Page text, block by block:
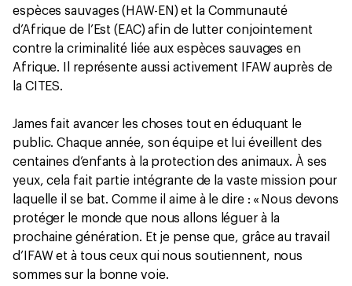
espèces sauvages (HAW-EN) et la Communauté
d’Afrique de l’Est (EAC) afin de lutter conjointement
contre la criminalité liée aux espèces sauvages en
Afrique. Il représente aussi activement IFAW auprès de
la CITES.
James fait avancer les choses tout en éduquant le
public. Chaque année, son équipe et lui éveillent des
centaines d’enfants à la protection des animaux. À ses
yeux, cela fait partie intégrante de la vaste mission pour
laquelle il se bat. Comme il aime à le dire : « Nous devons
protéger le monde que nous allons léguer à la
prochaine génération. Et je pense que, grâce au travail
d’IFAW et à tous ceux qui nous soutiennent, nous
sommes sur la bonne voie.